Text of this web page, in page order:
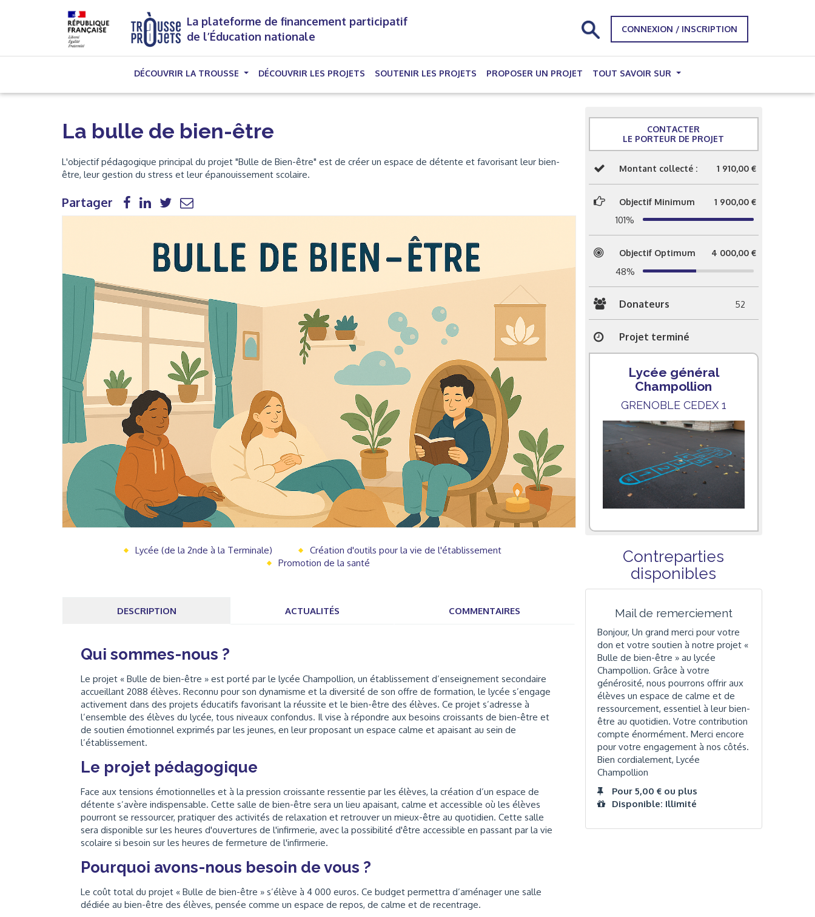
La plateforme de financement participatif
de l’Éducation nationale
CONNEXION / INSCRIPTION
DÉCOUVRIR LA TROUSSE DÉCOUVRIR LES PROJETS (CURRENT)
SOUTENIR LES PROJETS PROPOSER UN PROJET TOUT SAVOIR SUR
La bulle de bien-être
L'objectif pédagogique principal du projet "Bulle de Bien-être" est de créer un espace de détente et favorisant leur bien-
être, leur gestion du stress et leur épanouissement scolaire.
Partager
Lycée (de la 2nde à la Terminale)
Création d'outils pour la vie de l'établissement
Promotion de la santé
DESCRIPTION ACTUALITÉS COMMENTAIRES
Qui sommes-nous ?
Le projet « Bulle de bien-être » est porté par le lycée Champollion, un établissement d’enseignement secondaire
accueillant 2088 élèves. Reconnu pour son dynamisme et la diversité de son offre de formation, le lycée s’engage
activement dans des projets éducatifs favorisant la réussite et le bien-être des élèves. Ce projet s’adresse à
l’ensemble des élèves du lycée, tous niveaux confondus. Il vise à répondre aux besoins croissants de bien-être et
de soutien émotionnel exprimés par les jeunes, en leur proposant un espace calme et apaisant au sein de
l’établissement.
Le projet pédagogique
Face aux tensions émotionnelles et à la pression croissante ressentie par les élèves, la création d’un espace de
détente s’avère indispensable. Cette salle de bien-être sera un lieu apaisant, calme et accessible où les élèves
pourront se ressourcer, pratiquer des activités de relaxation et retrouver un mieux-être au quotidien. Cette salle
sera disponible sur les heures d'ouvertures de l'infirmerie, avec la possibilité d'être accessible en passant par la vie
scolaire si besoin sur les heures de fermeture de l'infirmerie.
Pourquoi avons-nous besoin de vous ?
Le coût total du projet « Bulle de bien-être » s’élève à 4 000 euros. Ce budget permettra d’aménager une salle
dédiée au bien-être des élèves, pensée comme un espace de repos, de calme et de recentrage.
CONTACTER
LE PORTEUR DE PROJET
Montant collecté : 1 910,00 €
Objectif Minimum 1 900,00 €
101%
Objectif Optimum 4 000,00 €
48%
Donateurs 52
Projet terminé
Lycée général
Champollion
GRENOBLE CEDEX 1
Contreparties
disponibles
Mail de remerciement
Bonjour, Un grand merci pour votre
don et votre soutien à notre projet «
Bulle de bien-être » au lycée
Champollion. Grâce à votre
générosité, nous pourrons offrir aux
élèves un espace de calme et de
ressourcement, essentiel à leur bien-
être au quotidien. Votre contribution
compte énormément. Merci encore
pour votre engagement à nos côtés.
Bien cordialement, Lycée
Champollion
Pour 5,00 € ou plus
Disponible: Illimité